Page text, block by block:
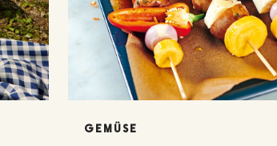
GEMÜSE